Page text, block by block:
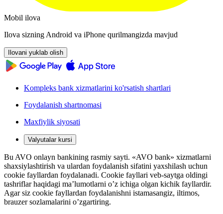
Mobil ilova
Ilova sizning Android va iPhone qurilmangizda mavjud
Ilovani yuklab olish
Kompleks bank xizmatlarini ko'rsatish shartlari
Foydalanish shartnomasi
Maxfiylik siyosati
Valyutalar kursi
Bu AVO onlayn bankining rasmiy sayti. «AVO bank» xizmatlarni
shaxsiylashtirish va ulardan foydalanish sifatini yaxshilash uchun
cookie fayllardan foydalanadi. Cookie fayllari veb-saytga oldingi
tashriflar haqidagi ma’lumotlarni o’z ichiga olgan kichik fayllardir.
Agar siz cookie fayllardan foydalanishni istamasangiz, iltimos,
brauzer sozlamalarini o’zgartiring.